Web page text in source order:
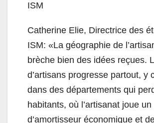
ISM
Catherine Elie, Directrice des
ISM: «La géographie de
brèche bien des idées reçues.
d’artisans progresse partout, y
dans des départements qui
habitants, où l’artisanat joue un
d’amortisseur économique et